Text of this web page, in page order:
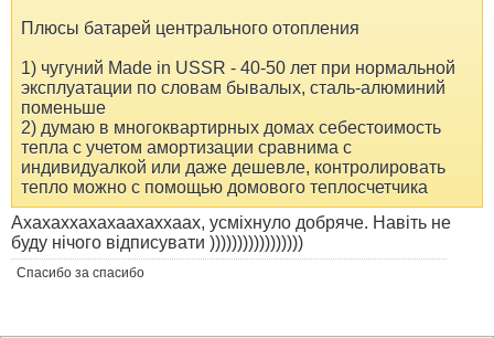
Плюсы батарей центрального отопления
1) чугуний Made in USSR - 40-50 лет при нормальной
эксплуатации по словам бывалых, сталь-алюминий
поменьше
2) думаю в многоквартирных домах себестоимость
тепла с учетом амортизации сравнима с
индивидуалкой или даже дешевле, контролировать
тепло можно с помощью домового теплосчетчика
Ахахаххахахаахаххаах, усміхнуло добряче. Навіть не
буду нічого відписувати )))))))))))))))))
Спасибо за спасибо